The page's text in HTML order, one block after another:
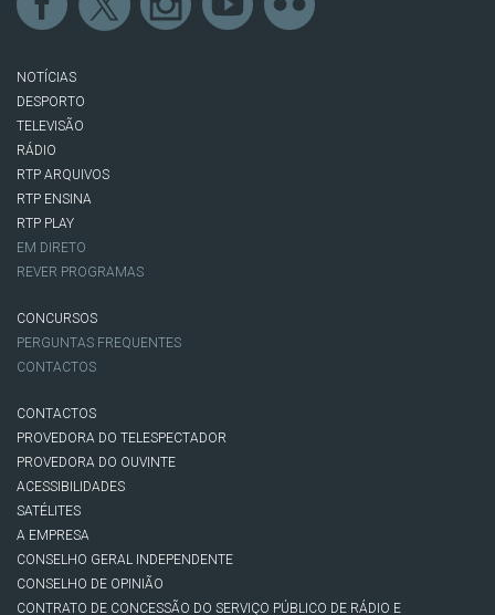
NOTÍCIAS
DESPORTO
TELEVISÃO
RÁDIO
RTP ARQUIVOS
RTP ENSINA
RTP PLAY
EM DIRETO
REVER PROGRAMAS
CONCURSOS
PERGUNTAS FREQUENTES
CONTACTOS
CONTACTOS
PROVEDORA DO TELESPECTADOR
PROVEDORA DO OUVINTE
ACESSIBILIDADES
SATÉLITES
A EMPRESA
CONSELHO GERAL INDEPENDENTE
CONSELHO DE OPINIÃO
CONTRATO DE CONCESSÃO DO SERVIÇO PÚBLICO DE RÁDIO E